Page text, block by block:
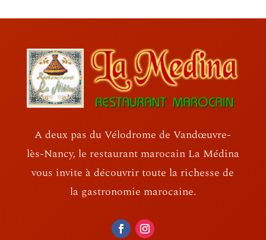
A deux pas du Vélodrome de Vandœuvre-
lès-Nancy, le restaurant marocain La Médina
vous invite à découvrir toute la richesse de
la gastronomie marocaine.